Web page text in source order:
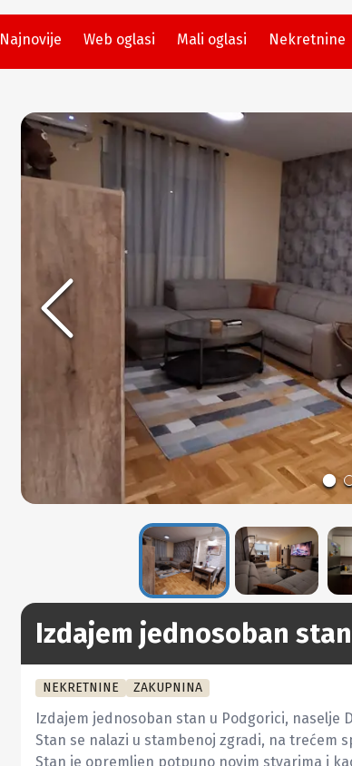
Najnovije Web oglasi Mali oglasi Nekretnine
Izdajem jednosoban
NEKRETNINE ZAKUPNINA
Izdajem jednosoban stan u Podgorici, naselje
Stan se nalazi u stambenoj zgradi, na trećem
Stan je opremljen potpuno novim stvarima i